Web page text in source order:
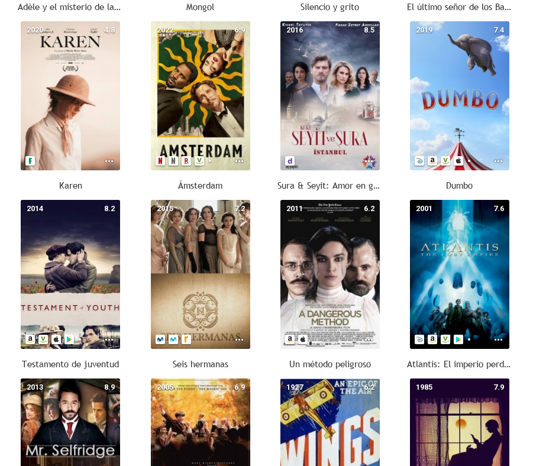
Adèle y el misterio de la momia Mongol Silencio y grito El último señor de los Balcanes
4.8
2020
Karen
6.9
2022
Ámsterdam
8.5
2016
Sura & Seyit: Amor en guerra
7.4
2019
Dumbo
8.2
2014
Testamento de juventud
7.2
2015
Seis hermanas
6.2
2011
Un método peligroso
7.6
2001
Atlantis: El imperio perdido
8.9
2013 6.9
2005 6.2
1927 7.9
1985